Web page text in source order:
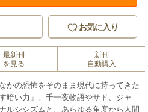
お気に入り
最新刊
を見る
新刊
自動購入
かの恐怖をそのまま現代に持ってきた
暗い力」。千一夜物語やサド、ジャ
ルシシズムと、あらゆる角度から人間